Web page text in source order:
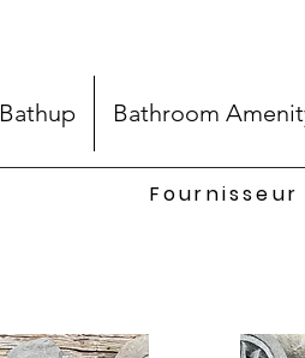
Bathup Bathroom